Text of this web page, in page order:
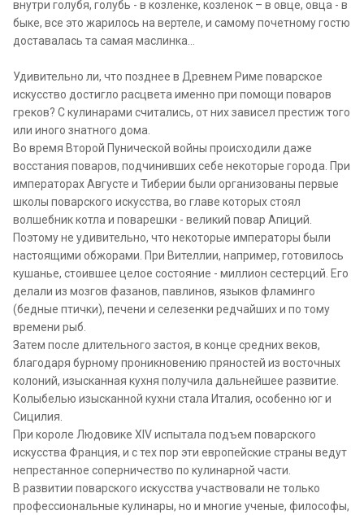
внутри голубя, голубь - в козленке, козленок – в овце, овца - в
быке, все это жарилось на вертеле, и самому почетному гостю
доставалась та самая маслинка…
Удивительно ли, что позднее в Древнем Риме поварское
искусство достигло расцвета именно при помощи поваров
греков? С кулинарами считались, от них зависел престиж того
или иного знатного дома.
Во время Второй Пунической войны происходили даже
восстания поваров, подчинивших себе некоторые города. При
императорах Августе и Тиберии были организованы первые
школы поварского искусства, во главе которых стоял
волшебник котла и поварешки - великий повар Апиций.
Поэтому не удивительно, что некоторые императоры были
настоящими обжорами. При Вителлии, например, готовилось
кушанье, стоившее целое состояние - миллион сестерций. Его
делали из мозгов фазанов, павлинов, языков фламинго
(бедные птички), печени и селезенки редчайших и по тому
времени рыб.
Затем после длительного застоя, в конце средних веков,
благодаря бурному проникновению пряностей из восточных
колоний, изысканная кухня получила дальнейшее развитие.
Колыбелью изысканной кухни стала Италия, особенно юг и
Сицилия.
При короле Людовике XIV испытала подъем поварского
искусства Франция, и с тех пор эти европейские страны ведут
непрестанное соперничество по кулинарной части.
В развитии поварского искусства участвовали не только
профессиональные кулинары, но и многие ученые, философы,